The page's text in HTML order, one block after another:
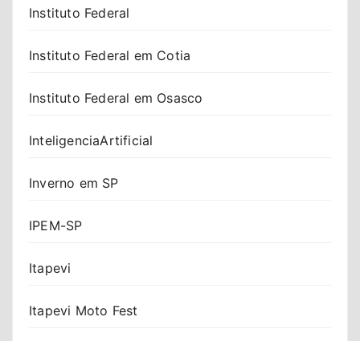
Instituto Federal
Instituto Federal em Cotia
Instituto Federal em Osasco
InteligenciaArtificial
Inverno em SP
IPEM-SP
Itapevi
Itapevi Moto Fest